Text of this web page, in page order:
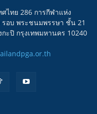
ไทย 286 การกีฬาแห่ง
รอบ พระชนมพรรษา ชั้น 21
ะปิ กรุงเทพมหานคร 10240